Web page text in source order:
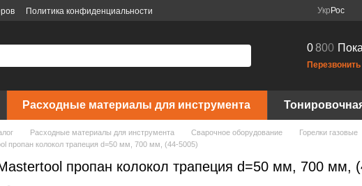
Политика конфиденциальности
Укр Рос
0800
Расходные материалы для инструмента
Расходные материалы для инструмента Сварочное оборудование
Горелки газовые
пропан колокол трапеция d=50 мм, 700 мм, (44-5005)
пропан колокол трапеция d=50 мм, 700 мм,